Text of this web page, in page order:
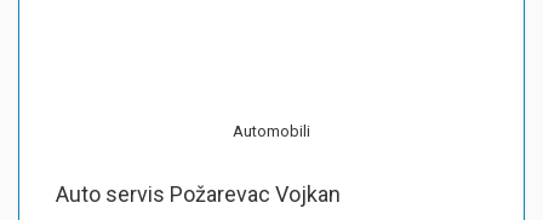
Automobili
Auto servis Požarevac Vojkan